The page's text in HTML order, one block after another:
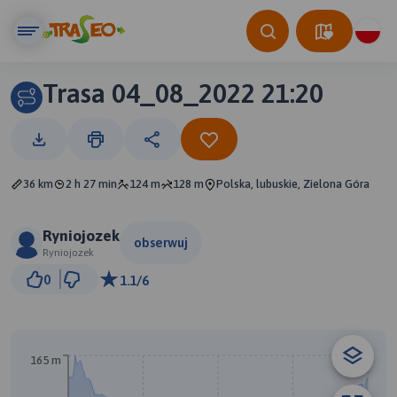
Trasa 04_08_2022 21:20
36 km 2 h 27 min 124 m 128 m Polska, lubuskie, Zielona Góra
Ryniojozek
Ryniojozek
obserwuj
0 1.1/6
165 m